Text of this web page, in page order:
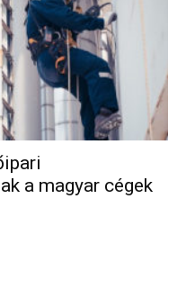
a magyar cégek